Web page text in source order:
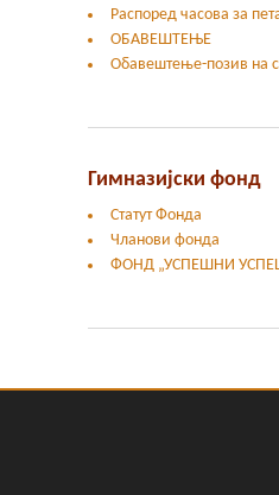
Распоред часова за
ОБАВЕШТЕЊЕ
Обавештење-позив на
Гимназијски фонд
Статут Фонда
Чланови фонда
ФОНД „УСПЕШНИ